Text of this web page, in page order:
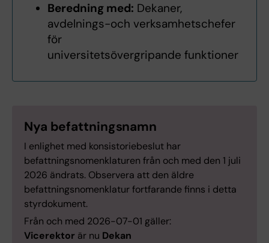
Beredning med: Dekaner,
avdelnings-och verksamhetschefer
för
universitetsövergripande funktioner
Nya befattningsnamn
I enlighet med konsistoriebeslut har
befattningsnomenklaturen från och med den 1 juli
2026 ändrats. Observera att den äldre
befattningsnomenklatur fortfarande finns i detta
styrdokument.
Från och med 2026-07-01 gäller:
Vicerektor är nu Dekan